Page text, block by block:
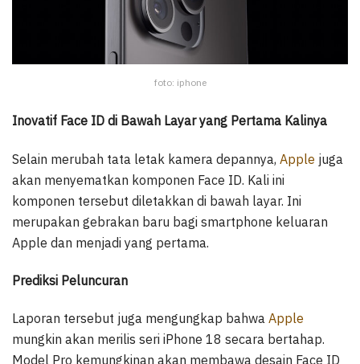
foto: iphone
Inovatif Face ID di Bawah Layar yang Pertama Kalinya
Selain merubah tata letak kamera depannya, Apple juga
akan menyematkan komponen Face ID. Kali ini
komponen tersebut diletakkan di bawah layar. Ini
merupakan gebrakan baru bagi smartphone keluaran
Apple dan menjadi yang pertama.
Prediksi Peluncuran
Laporan tersebut juga mengungkap bahwa Apple
mungkin akan merilis seri iPhone 18 secara bertahap.
Model Pro kemungkinan akan membawa desain Face ID